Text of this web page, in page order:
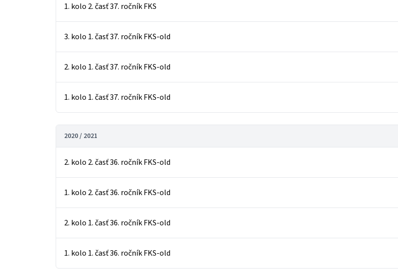
1. kolo 2. časť 37. ročník FKS
3. kolo 1. časť 37. ročník FKS-old
2. kolo 1. časť 37. ročník FKS-old
1. kolo 1. časť 37. ročník FKS-old
2020 / 2021
2. kolo 2. časť 36. ročník FKS-old
1. kolo 2. časť 36. ročník FKS-old
2. kolo 1. časť 36. ročník FKS-old
1. kolo 1. časť 36. ročník FKS-old